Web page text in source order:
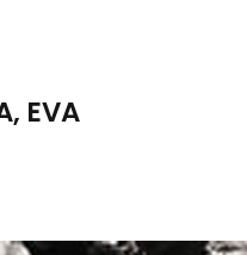
EVA